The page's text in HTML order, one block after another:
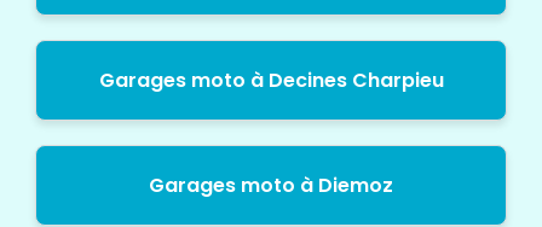
Garages moto à Decines Charpieu
Garages moto à Diemoz